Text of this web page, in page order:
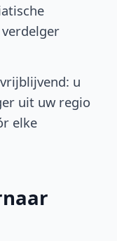
u
uit uw regio
elke